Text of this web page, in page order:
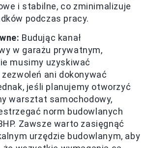
i stabilne, co zminimalizuje
podczas pracy.
Budując kanał
w garażu prywatnym,
musimy uzyskiwać
ani dokonywać
jeśli planujemy otworzyć
warsztat samochodowy,
norm budowlanych
Zawsze warto zasięgnąć
urzędzie budowlanym, aby